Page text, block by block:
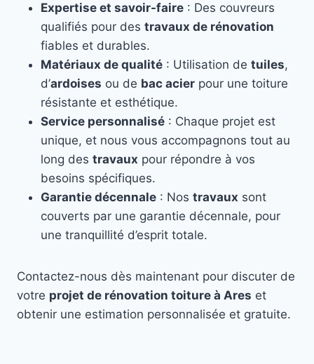
Expertise et savoir-faire : Des couvreurs
qualifiés pour des travaux de rénovation
fiables et durables.
Matériaux de qualité : Utilisation de tuiles,
d’ardoises ou de bac acier pour une toiture
résistante et esthétique.
Service personnalisé : Chaque projet est
unique, et nous vous accompagnons tout au
long des travaux pour répondre à vos
besoins spécifiques.
Garantie décennale : Nos travaux sont
couverts par une garantie décennale, pour
une tranquillité d’esprit totale.
Contactez-nous dès maintenant pour discuter de
votre projet de rénovation toiture à Ares et
obtenir une estimation personnalisée et gratuite.